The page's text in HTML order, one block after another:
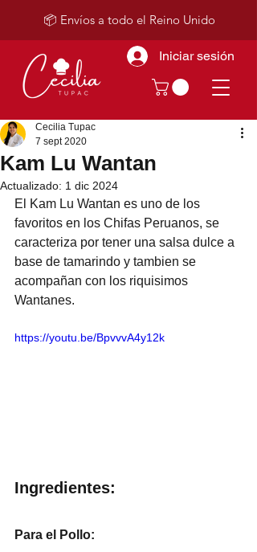
Iniciar sesión
📦 Envíos a todo el Reino Unido
Kam Lu Wantan
Cecilia Tupac
7 sept 2020
Actualizado: 1 dic 2024
El Kam Lu Wantan es uno de los
favoritos en los Chifas Peruanos, se
caracteriza por tener una salsa dulce a
base de tamarindo y tambien se
acompañan con los riquisimos
Wantanes.
https://youtu.be/BpvvvA4y12k
Ingredientes:
Para el Pollo: